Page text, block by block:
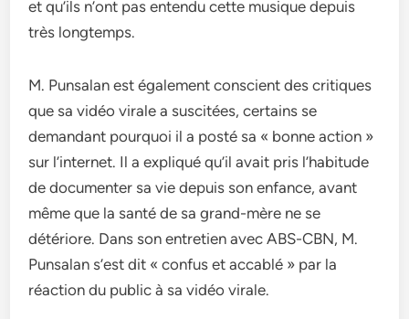
et qu’ils n’ont pas entendu cette musique depuis
très longtemps.
M. Punsalan est également conscient des critiques
que sa vidéo virale a suscitées, certains se
demandant pourquoi il a posté sa « bonne action »
sur l’internet. Il a expliqué qu’il avait pris l’habitude
de documenter sa vie depuis son enfance, avant
même que la santé de sa grand-mère ne se
détériore. Dans son entretien avec ABS-CBN, M.
Punsalan s’est dit « confus et accablé » par la
réaction du public à sa vidéo virale.